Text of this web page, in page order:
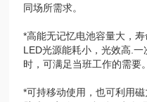
同场所需求。
*高能无记忆电池容量大，
LED光源能耗小，光效高.
时，可满足当班工作的需要。
*可持移动使用，也可利用